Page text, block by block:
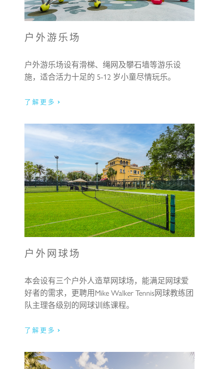
户外游乐场
户外游乐场设有滑梯、绳网及攀石墙等游乐设
施，适合活力十足的 5-12 岁小童尽情玩乐。
了解更多
户外网球场
本会设有三个户外人造草网球场，能满足网球爱
好者的需求，更聘用Mike Walker Tennis网球教练团
队主理各级别的网球训练课程。
了解更多
电邮:
电话号码:
信息:
我已阅读及明白私隐政策。
我已阅读及明白收集个人资料声明